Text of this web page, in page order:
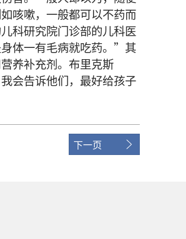
咳嗽，一般都可以不药而
科研究院门诊部的儿科医
体一有毛病就吃药。”其
养补充剂。布里克斯
会告诉他们，最好给孩子
下一页